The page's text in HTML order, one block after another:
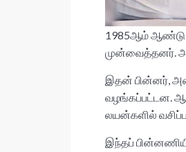
1985ஆம் ஆண்டு,
முன்வைத்தனர்.
இதன் பின்னர்,
வழங்கப்பட்டன.
லயன்களில்
இந்தப்